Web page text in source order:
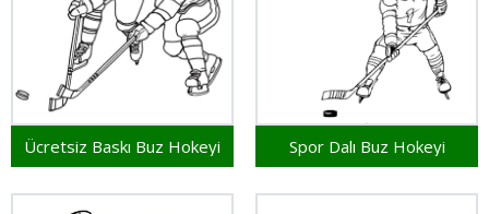
Ücretsiz Baskı Buz Hokeyi Spor Dalı Buz Hokeyi